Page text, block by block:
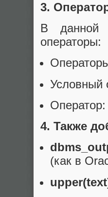
3.
В данной
операторы:
Условный
4. Также
(как в